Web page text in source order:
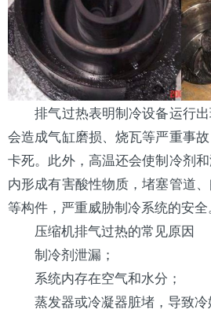
排气过热表明制冷设备运行
会造成气缸磨损、烧瓦等严重事
卡死。此外，高温还会使制冷剂
内形成有害酸性物质，堵塞管道
等构件，严重威胁制冷系统的安全
压缩机排气过热的常见原因
制冷剂泄漏；
系统内存在空气和水分；
蒸发器或冷凝器脏堵，导致冷